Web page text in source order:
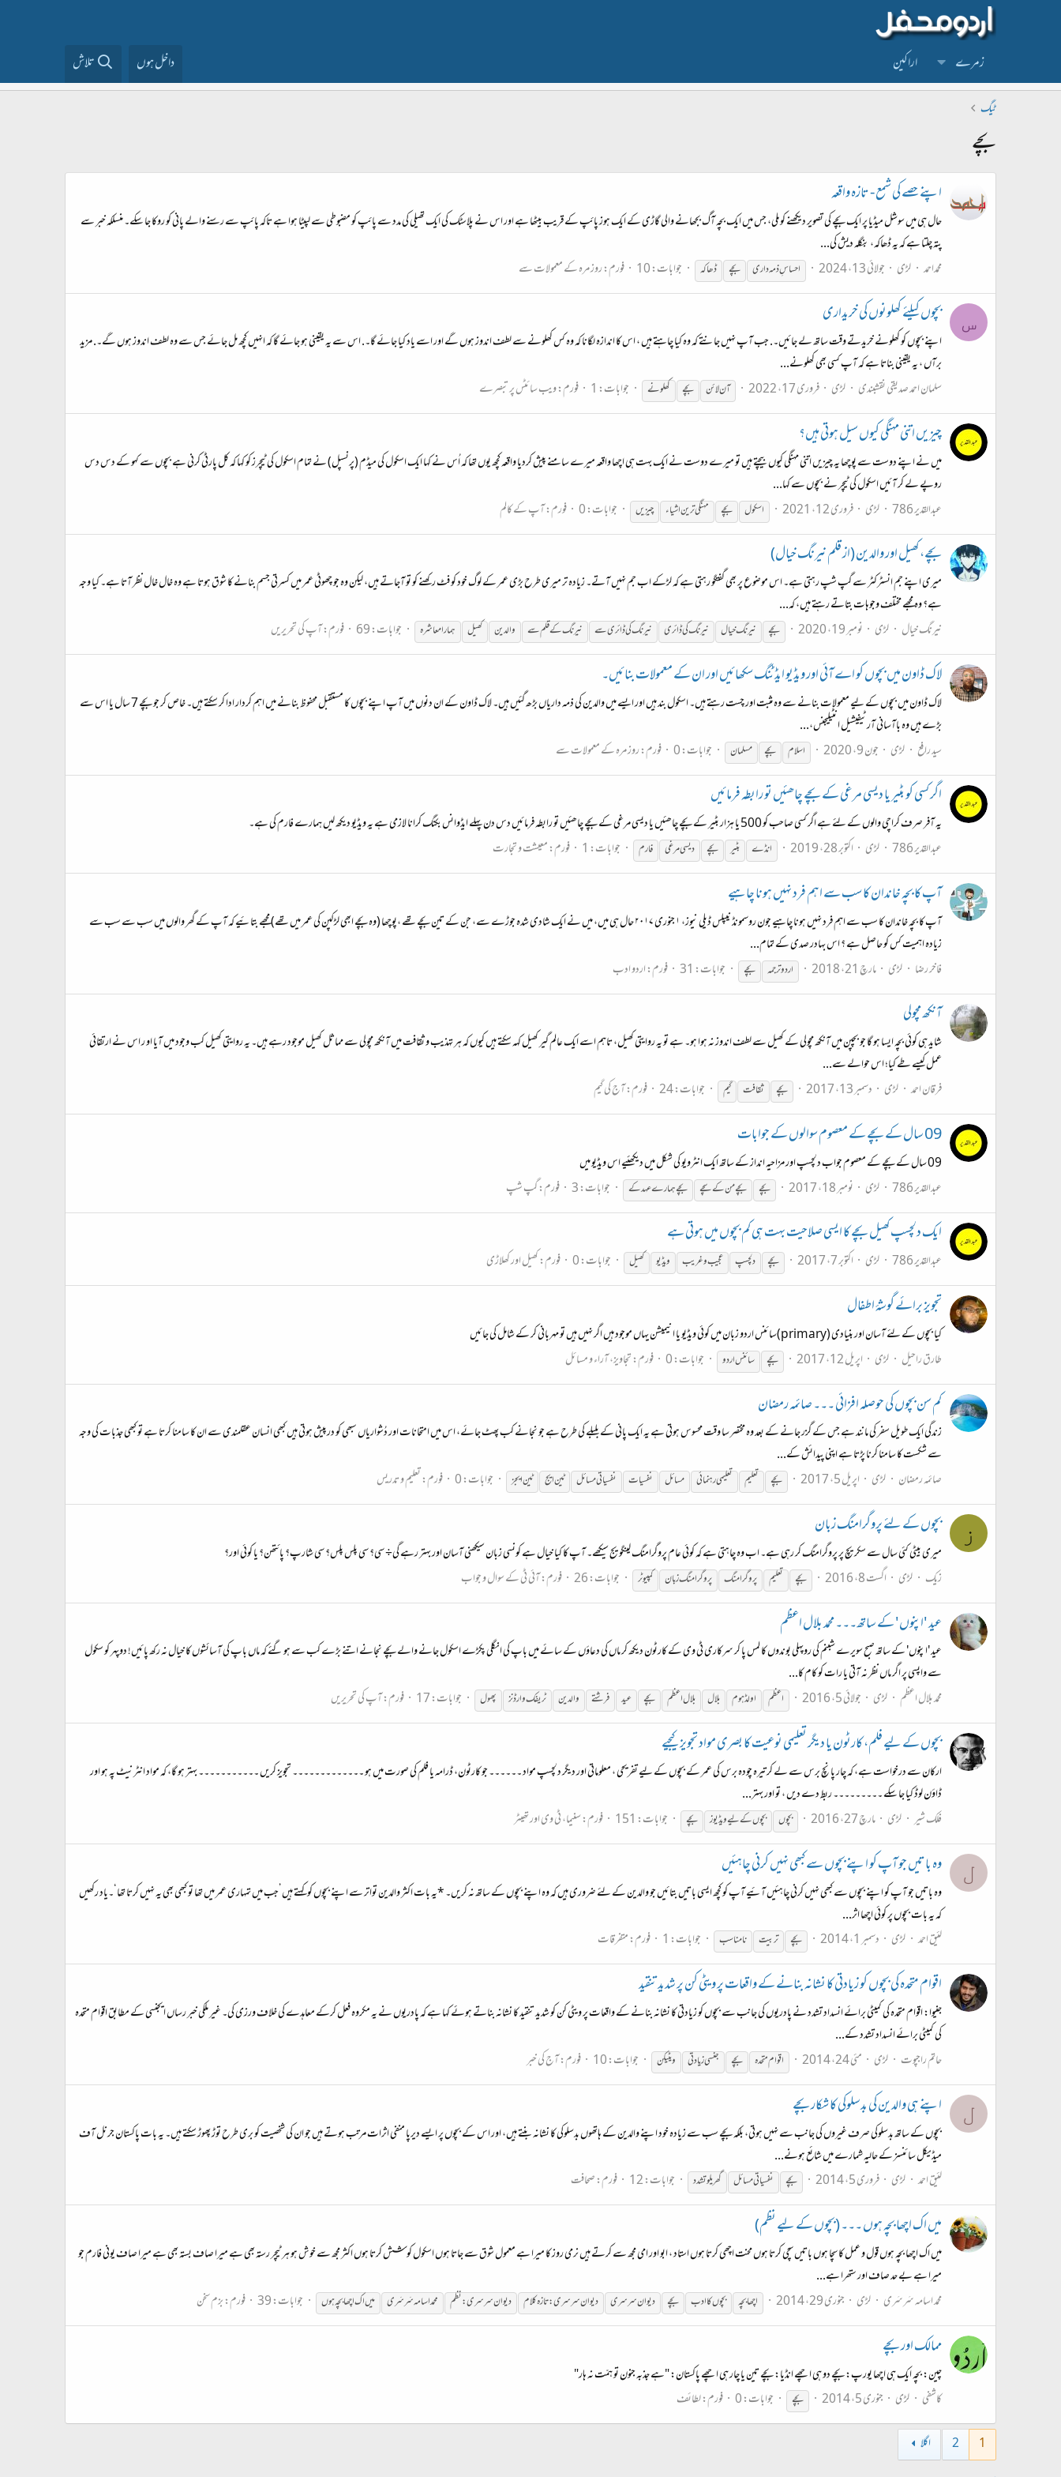
زمرے اراکین داخل ہوں تلاش
ٹیگ
بچے
اپنے حصے کی شمع - تازہ واقعہ
حال ہی میں سوشل میڈیا پر ایک بچے کی تصویر دیکھنے کو ملی، جس میں ایک بچہ آگ بجھانے والی گاڑی کے ایک ہوز پائپ کے قریب بیٹھا ہے اور اس نے پلاسٹک کی ایک تھیلی کی مدد سے پائپ کو مضبوطی سے لپیٹا ہوا ہے تاکہ پائپ سے رسنے والے پانی کو روکا جا سکے۔ منسلکہ خبر سے
پتہ چلتا ہے کہ یہ ڈھاکہ، بنگلہ دیش کی...
محمداحمد لڑی جولائی 13، 2024 احساسِ ذمہ داری بچے ڈھاکہ جوابات: 10 فورم:روز مرہ کے معمولات سے
س بچوں کیلئے کھلونوں کی خریداری
اپنے بچوں کو کھلونے خریدتے وقت ساتھ لے جائیں۔. جب آپ نہیں جانتے کہ وہ کیا چاہتے ہیں ، اس کا اندازہ لگانا کہ وہ کس کھلونے سے لطف اندوز ہوں گے اور اسے یاد کیا جائے گا۔. اس سے یہ یقینی ہو جائے گا کہ انہیں کچھ مل جائے جس سے وہ لطف اندوز ہوں گے۔. مزید
برآں ، یہ یقینی بناتا ہے کہ آپ کسی بھی کھلونے...
سلمان احمد صدیقی نقشبندی
لڑی فروری 17، 2022 آن لائن بچے کھلونے جوابات: 1 فورم:ویب سائٹس پر تبصرے
چیزیں اتنی مہنگی کیوں سیل ہوتی ہیں؟
میں نے اپنے دوست سے پوچھا یہ چیزیں اتنی مہنگی کیوں بیچتے ہیں تو میرے دوست نے ایک بہت ہی اچھا واقعہ میرے سامنے پیش کردیا واقعہ کچھ یوں تھا کہ اُس نے کہا ایک اسکول کی میڈم (پرنسپل) نے تمام اسکول کی ٹیچرز کو کہا کہ کل پارٹی کرنی ہے بچوں سے کہو کے دس دس
روپے لے کر آئیں اسکول کی ٹیچر نے بچوں سے کہا...
عبدالقدیر 786
لڑی فروری 12، 2021 اسکول بچے مہنگی ترین اشیاء چیزیں جوابات: 0 فورم:آپ کے کالم
بچے، کھیل اور والدین (از قلم نیرنگ خیال)
میری اپنے جم انسٹرکٹر سے گپ شپ رہتی ہے۔ اس موضوع پر بھی گفتگو رہتی ہے کہ لڑکے اب جم نہیں آتے۔ زیادہ تر میری طرح بڑی عمر کے لوگ خود کو فٹ رکھنے کو تو آجاتے ہیں، لیکن وہ جو چھوٹی عمر میں کسرتی جسم بنانے کا شوق ہوتا ہے وہ خال خال نظر آتا ہے۔ کیا وجہ
ہے؟ وہ مجھے مختلف وجوہات بتاتے رہتے ہیں، کہ...
نیرنگ خیال
لڑی نومبر 19، 2020 بچے نیرنگ خیال نیرنگ کی ڈائری نیرنگ کی ڈائری سے نیرنگ کے قلم سے والدین کھیل ہمارا معاشرہ جوابات: 69 فورم:آپ کی تحریریں
لاک ڈاون میں بچوں کو اے آئی اور ویڈیو ایڈٹنگ سکھائیں اور ان کے معمولات بنائیں۔
لاک ڈاون میں بچوں کے لیے معمولات بنانے سے وہ مثبت اور چست رہتے ہیں۔ اسکول بند ہیں اور ایسے میں والدین کی ذمہ داریاں بڑھ گئیں ہیں۔ لاک ڈاون کے ان دنوں میں آپ اپنے بچوں کا مستقبل محفوظ بنانے میں اہم کردار ادا کر سکتے ہیں۔ خاص کر جو بچے 7 سال یا اس سے
بڑے ہیں وہ باآسانی آرٹیفیشیل انٹیلیجنس،...
سید رافع
لڑی جون 9، 2020 اسلام بچے مسلمان جوابات: 0 فورم:روز مرہ کے معمولات سے
اگر کسی کو بٹیر یا دیسی مرغی کے بچے چاھئیں تو رابطہ فرمائیں
یہ آفر صرف کراچی والوں کے لئے ہے اگر کسی صاحب کو 500 یا ہزار بٹیر کے بچے چاھئیں یا دیسی مرغی کے بچے چاھئیں تو رابطہ فرمائیں دس دن پہلے ایڈوانس بکنگ کرانا لازمی ہے یہ ویڈیو دیکھ لیں ہمارے فارم کی ہے۔
عبدالقدیر 786
لڑی اکتوبر 28، 2019 انڈے بٹیر بچے دیسی مرغی فارم جوابات: 1 فورم:معیشت و تجارت
آپ کا بچہ خاندان کا سب سے اہم فرد نہیں ہونا چاہیے
آپ کا بچہ خاندان کا سب سے اہم فرد نہیں ہونا چاہیے جون روسمونڈ نیپلس ڈیلی نیوز، ۱ جنوری ۲۰۱۷ حال ہی میں، میں نے ایک شادی شدہ جوڑے سے، جن کے تین بچے تھے ،پوچھا (وہ بچے ابھی لڑکپن کی عمر میں تھے) مجھے بتائیے کہ آپ کے گھر والوں میں سب سے سب سے
زیادہ اہمیت کس کو حاصل ہے ؟ اس بہادر صدی کے تمام...
فاخر رضا
لڑی مارچ 21، 2018 اردو ترجمہ بچے جوابات: 31 فورم:اردو ادب
آنکھ مچولی
شاید ہی کوئی بچہ ایسا ہو گا جو بچپن میں آنکھ مچولی کے کھیل سے لطف اندوز نہ ہوا ہو۔ ہے تو یہ روایتی کھیل، تاہم اسے ایک عالم گیر کھیل کہہ سکتے ہیں کیوں کہ ہر تہذیب و ثقافت میں آنکھ مچولی سے مماثل کھیل موجود رہے ہیں۔ یہ روایتی کھیل کب وجود میں آیا او ر اس نے ارتقائی
عمل کیسے طے کیا؛ اس حوالے سے...
فرقان احمد لڑی دسمبر 13، 2017 بچے ثقافت گیم جوابات: 24 فورم:آج کی گیم
09 سال کے بچے کے معصوم سوالوں کے جوابات
09 سال کے بچے کے معصوم جواب دلچسپ اور مزاحیہ انداز کے ساتھ ایک انٹرویو کی شکل میں دیکھئیے اس ویڈیو میں
عبدالقدیر 786
لڑی نومبر 18، 2017 بچے بچےمن کے سچے بچےہمارے عہد کے جوابات: 3 فورم:گپ شپ
ایک دلچسپ کھیل بچے کا ایسی صلاحیت بہت ہی کم بچوں میں ہوتی ہے
عبدالقدیر 786 لڑی اکتوبر 7، 2017 بچے دلچسپ عجیب وغریب ویڈیو کھیل جوابات: 0 فورم:کھیل اور کھلاڑی
تجویز برائے گوشۂ اطفال
کیا بچوں کے لئے آسان اور بنیادی (primary)سائنس اردو زبان میں کوئی ویڈیو یا انیمیشن یہاں موجود ہیں اگر نہیں ہیں تو مہربانی کر کے شامل کی جائیں
طارق راحیل
لڑی اپریل 12، 2017 بچے سائنس اردو جوابات: 0 فورم:تجاویز، آراء و مسائل
کم سن بچوں کی حوصلہ افزائی‎ ۔۔۔ صائمہ رمضان
زندگی ایک طویل سفر کی مانند ہے جس کے گزر جانے کے بعد وہ مختصر سا وقت محسوس ہوتی ہے یہ ایک پانی کے بلبلے کی طرح ہے جو نجانے کب پھٹ جائے، اس میں امتحانات اور دُشواریاں سبھی کو درپیش ہوتی ہیں کبھی انسان عقلمندی سے ان کا سامنا کرتا ہے تو کبھی جذبات کی وجہ
سے شکست کا سامنا کرنا پڑتا ہے اپنی پیدائش کے...
صائمہ رمضان
لڑی اپریل 5، 2017 بچے تعلیم تعلیمی رہنمائی مسائل نفسیات نفسیاتی مسائل ٹین ایج ٹین ایجز جوابات: 0 فورم:تعلیم و تدریس
ز بچوں کے لئے پروگرامنگ زبان
میری بیٹی کئی سال سے سکریچ پر پروگرامنگ کر رہی ہے۔ اب وہ چاہتی ہے کہ کوئی عام پروگرامنگ لینگویج سیکھے۔ آپ کا کیا خیال ہے کونسی زبان سیکھنی آسان اور بہتر رہے گی÷ سی؟ سی پلس پلس؟ سی شارپ؟ پائتھن؟ یا کوئی اور؟
زیک
لڑی اگست 8، 2016 بچے تعلیم پروگرامنگ پروگرامنگ زبان کمپیوٹر جوابات: 26 فورم:آئی ٹی کے سوال و جواب
عید 'اپنوں' کے ساتھ۔۔۔ محمد بلال اعظم
عید 'اپنوں' کے ساتھ صبح سویرے شبنم کی روپہلی بوندوں کا لمس پا کر سرکاری ٹی وی کے کارٹون دیکھ کر ماں کی دعاؤں کے سائے میں باپ کی انگلی پکڑے اسکول جانے والے بچے نجانے اتنے بڑے کب سے ہو گئے کہ ماں باپ کی آسائشوں کا خیال نہ رکھ پائیں! دوپہر کو سکول
سے واپسی پر اگر ماں نظر نہ آتی یا رات کو کام کا...
محمد بلال اعظم لڑی جولائی 5، 2016 اعظم اولڈ ہوم بلال بلال اعظم بچے عید فرشتے والدین ٹریفک وارڈنز پھول جوابات: 17 فورم:آپ کی تحریریں
بچوں کے لیے فلم، کارٹون یا دیگر تعلیمی نوعیت کا بصری مواد تجویز کیجیے
ارکان سے درخواست ہے، کہ چار پانچ برس سے لے کر تیرہ چودہ برس کی عمر کے بچوں کے لیے تفریحی ، معلوماتی اور دیگر دلچسپ مواد ۔۔۔۔۔۔ جو کارٹون، ڈرامہ یا فلم کی صورت میں ہو ۔۔۔۔۔۔۔۔۔۔۔۔۔ تجویز کریں ۔۔۔۔۔۔۔۔۔۔۔ بہتر ہو گا، کہ مواد انٹرنیٹ پہ ہو اور
ڈاؤن لوڈ کیا جا سکے ۔۔۔۔۔۔۔۔۔ ربط دے دیں ، تو اور بہتر...
فلک شیر لڑی مارچ 27، 2016 بچوں بچوں کے لیے ویڈیوز بچے جوابات: 151 فورم:سنیما، ٹی وی اور تھیٹر
ل وہ باتیں جو آپ کو اپنے بچوں سے کبھی نہیں کرنی چاہئیں
وہ باتیں جو آپ کو اپنے بچوں سے کبھی نہیں کرنی چاہئیں آئیے آپ کو کچھ ایسی باتیں بتائیں جو والدین کے لئے ضروری ہیں کہ وہ اپنے بچوں کے ساتھ نہ کریں۔ *یہ بات اکثر والدین تواتر سے اپنے بچوں کو کہتے ہیں’جب میں تمہاری عمر میں تھا تو کبھی بھی یہ نہیں کرتا تھا‘۔یاد رکھیں
کہ یہ بات بچوں پر کوئی اچھا اثر...
لئیق احمد لڑی دسمبر 1، 2014 بچے تربیت نامناسب جوابات: 1 فورم:متفرقات
اقوام متحدہ کی بچوں کو زیادتی کا نشانہ بنانے کے واقعات پر ویٹی کن پر شدید تنقید
جنیوا: اقوام متحدہ کی کمیٹی برائے انسداد تشدد نے پادریوں کی جانب سے بچوں کو زیادتی کا نشانہ بنانے کے واقعات پر ویٹی کن کو شدید تنقید کا نشانہ بناتے ہوئے کہا ہے کہ پادریوں نے یہ مکروہ فعل کرکے معاہدے کی خلاف ورزی کی۔ غیر ملکی خبر رساں ایجنسی کے مطابق اقوام متحدہ
کی کمیٹی برائے انسداد تشدد کے...
حاتم راجپوت
لڑی مئی 24، 2014 اقوام متحدہ بچے جنسی زیادتی ویٹیکن جوابات: 10 فورم:آج کی خبر
ل اپنے ہی والدین کی بدسلوکی کا شکار بچے
بچوں کے ساتھ بدسلوکی صرف غیروں کی جانب سے نہیں ہوتی، بلکہ بچے سب سے زیادہ خود اپنے والدین کے ہاتھوں بدسلوکی کا نشانہ بنتے ہیں، اور اس کے بچوں پر ایسے دیرپا منفی اثرات مرتب ہوتے ہیں جو ان کی شخصیت کو بری طرح توڑ پھوڑ سکتے ہیں۔ یہ بات پاکستان جرنل آف
میڈیکل سائنسز کے حالیہ شمارے میں شائع ہونے...
لئیق احمد لڑی فروری 5، 2014 بچے نفسیاتی مسائل گھریلو تشدد جوابات: 12 فورم:صحافت
میں اک اچھا بچہ ہوں ۔۔۔ (بچوں کے لیے نظم)
میں اک اچھا بچہ ہوں قول و عمل کا سچا ہوں باتیں سچی کرتا ہوں محنت اچھی کرتا ہوں استاد ، ابو اور امی مجھ سے کرتے ہیں نرمی روز کا میرا ہے معمول شوق سے جاتا ہوں اسکول کوشش کرتا ہوں اکثر مجھ سے خوش ہو ہر ٹیچر رستہ بھی ہے میرا صاف بستہ بھی ہے میرا صاف یونی فارم جو
میرا ہے بے حد صاف اور ستھرا ہے...
محمد اسامہ سَرسَری
لڑی جنوری 29، 2014 اچھا بچہ بچوں کا ادب بچے دیوان سرسری دیوان سرسری: تازہ کلام دیوان سرسری: نظم محمد اسامہ سَرسَری میں اک اچھا بچہ ہوں جوابات: 39 فورم:بزم سخن
ممالک اور بچے
چین: بچہ ایک ہی اچھا یورپ: بچے دو ہی اچھے انڈیا: بچے تین یا چار ہی اچھے پاکستان: "ہے جذبہ جنون تو ہمّت نہ ہار"
کاشفی
لڑی جنوری 5، 2014 بچے جوابات: 0 فورم:لطائف
1
2
اگلا